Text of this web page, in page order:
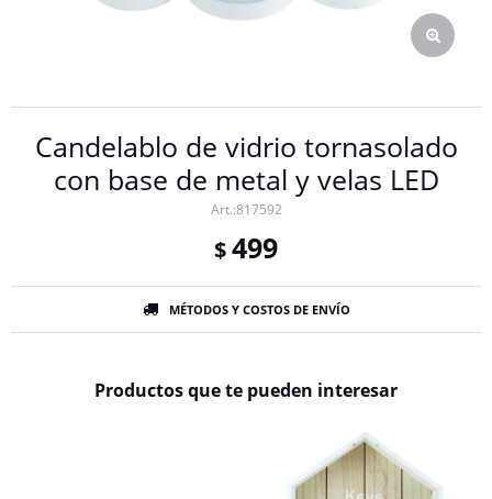
Candelablo de vidrio tornasolado
con base de metal y velas LED
817592
$499
MÉTODOS Y COSTOS DE ENVÍO
Productos que te pueden interesar